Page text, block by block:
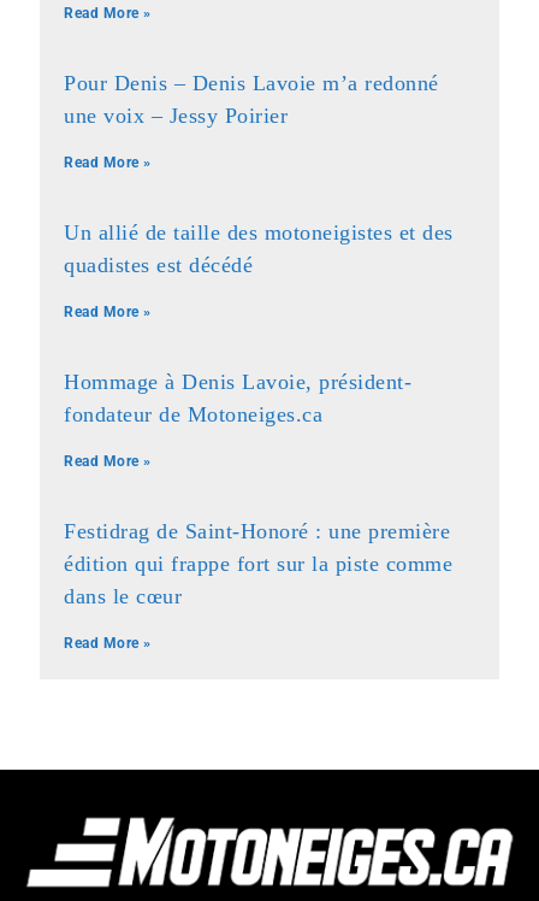
Read More »
Pour Denis – Denis Lavoie m’a redonné
une voix – Jessy Poirier
Read More »
Un allié de taille des motoneigistes et des
quadistes est décédé
Read More »
Hommage à Denis Lavoie, président-
fondateur de Motoneiges.ca
Read More »
Festidrag de Saint-Honoré : une première
édition qui frappe fort sur la piste comme
dans le cœur
Read More »